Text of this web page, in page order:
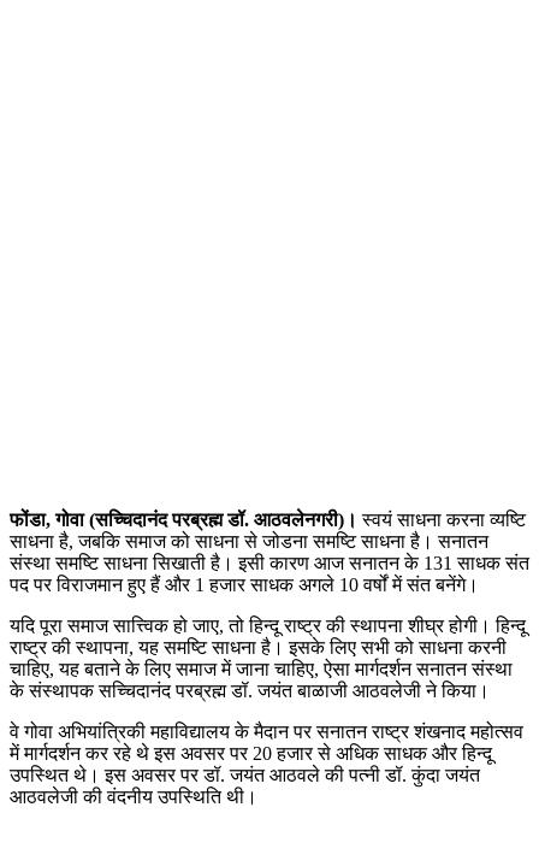
फोंडा, गोवा (सच्चिदानंद परब्रह्म डॉ. आठवलेनगरी)। स्वयं साधना करना व्यष्टि
साधना है, जबकि समाज को साधना से जोडना समष्टि साधना है। सनातन
संस्था समष्टि साधना सिखाती है। इसी कारण आज सनातन के 131 साधक संत
पद पर विराजमान हुए हैं और 1 हजार साधक अगले 10 वर्षों में संत बनेंगे।
यदि पूरा समाज सात्त्विक हो जाए, तो हिन्दू राष्ट्र की स्थापना शीघ्र होगी। हिन्दू
राष्ट्र की स्थापना, यह समष्टि साधना है। इसके लिए सभी को साधना करनी
चाहिए, यह बताने के लिए समाज में जाना चाहिए, ऐसा मार्गदर्शन सनातन संस्था
के संस्थापक सच्चिदानंद परब्रह्म डॉ. जयंत बाळाजी आठवलेजी ने किया।
वे गोवा अभियांत्रिकी महाविद्यालय के मैदान पर सनातन राष्ट्र शंखनाद महोत्सव
में मार्गदर्शन कर रहे थे इस अवसर पर 20 हजार से अधिक साधक और हिन्दू
उपस्थित थे। इस अवसर पर डॉ. जयंत आठवले की पत्नी डॉ. कुंदा जयंत
आठवलेजी की वंदनीय उपस्थिति थी।